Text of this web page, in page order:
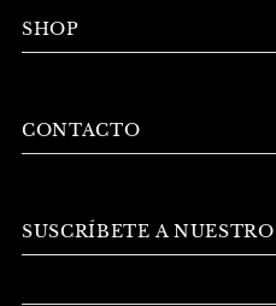
SHOP
CONTACTO
SUSCRÍBETE A